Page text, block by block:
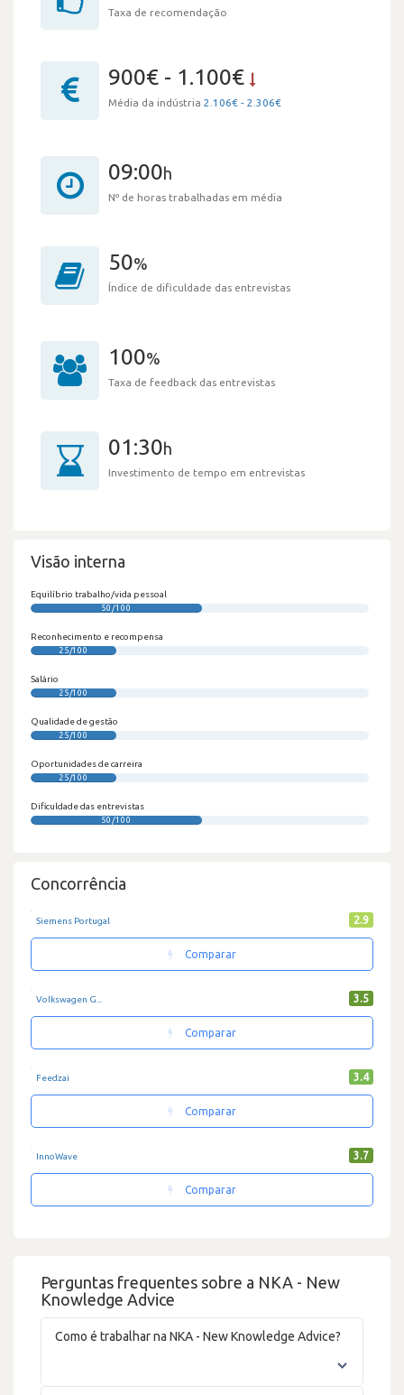
Taxa de recomendação
900€ - 1.100€
Média da indústria 2.106€ - 2.306€
09:00h
Nº de horas trabalhadas em média
50%
Índice de dificuldade das entrevistas
100%
Taxa de feedback das entrevistas
01:30h
Investimento de tempo em entrevistas
Perguntas frequentes sobre a NKA - New
Knowledge Advice
Como é trabalhar na NKA - New Knowledge Advice?
Visão interna
Equilíbrio trabalho/vida pessoal
50/100
Reconhecimento e recompensa
25/100
Salário
25/100
Qualidade de gestão
25/100
Oportunidades de carreira
25/100
Dificuldade das entrevistas
50/100
Concorrência
Siemens Portugal 2.9
Comparar
Volkswagen G... 3.5
Comparar
Feedzai 3.4
Comparar
InnoWave 3.7
Comparar